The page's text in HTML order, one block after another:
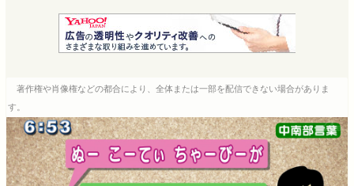
a
c
e
b
o
k
a
t
e
i
n
e
h
r
e
s
著作権や肖像権などの都合により、全体または一部を配信できない場合がありま
す。